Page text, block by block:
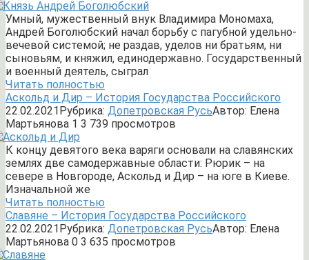
Умный, мужественный внук Владимира Мономаха,
Андрей Боголюбский начал борьбу с пагубной удельно-
вечевой системой; не раздав, уделов ни братьям, ни
сыновьям, и княжил, единодержавно. Государственный
и военный деятель, сыграл
Читать полностью
Аскольд и Дир – История Государства Российского
22.02.2021Рубрика: Допетровская РусьАвтор: Елена
Мартьянова 1 3 739 просмотров
К концу девятого века варяги основали на славянских
землях две самодержавные области: Рюрик – на
севере в Новгороде, Аскольд и Дир – на юге в Киеве.
Изначальной же
Читать полностью
Славяне – История Государства Российского
22.02.2021Рубрика: Допетровская РусьАвтор: Елена
Мартьянова 0 3 635 просмотров